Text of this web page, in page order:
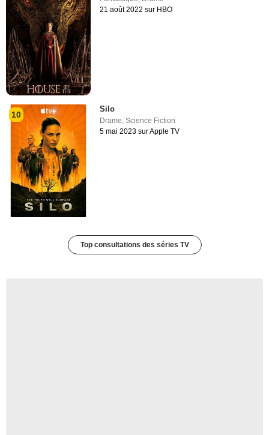
21 août 2022 sur HBO
10
Silo
Drame,Science Fiction
5 mai 2023 sur Apple TV
Top consultations des séries TV